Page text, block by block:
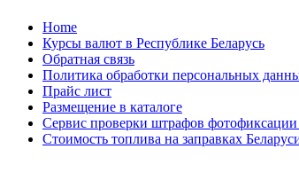
Skip
content
Home
Курсы валют в Республике Беларусь
Обратная связь
Политика обработки персональных
Прайс лист
Размещение в каталоге
Сервис проверки штрафов фотофиксации
Стоимость топлива на заправках